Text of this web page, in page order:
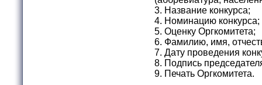
3. Название конкурса;
4. Номинацию конкурса;
5. Оценку Оргкомитета;
6. Фамилию, имя,
7. Дату проведения
8. Подпись
9. Печать Оргкомитета.